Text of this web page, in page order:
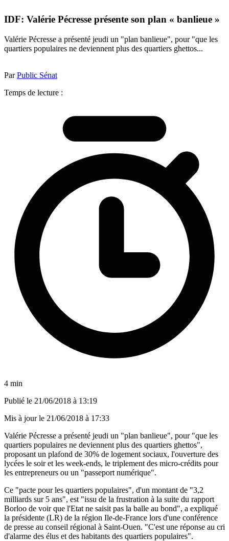
IDF: Valérie Pécresse présente son plan « banlieue »
Valérie Pécresse a présenté jeudi un "plan banlieue", pour "que les
quartiers populaires ne deviennent plus des quartiers ghettos...
ParPublic Sénat
Temps de lecture :
4 min
Publié le 21/06/2018 à 13:19
Mis à jour le 21/06/2018 à 17:33
Valérie Pécresse a présenté jeudi un "plan banlieue", pour "que les
quartiers populaires ne deviennent plus des quartiers ghettos",
proposant un plafond de 30% de logement sociaux, l'ouverture des
lycées le soir et les week-ends, le triplement des micro-crédits pour
les entrepreneurs ou un "passeport numérique".
Ce "pacte pour les quartiers populaires", d'un montant de "3,2
milliards sur 5 ans", est "issu de la frustration à la suite du rapport
Borloo de voir que l'Etat ne saisit pas la balle au bond", a expliqué
la présidente (LR) de la région Ile-de-France lors d'une conférence
de presse au conseil régional à Saint-Ouen. "C'est une réponse au cri
d'alarme des élus et des habitants des quartiers populaires".